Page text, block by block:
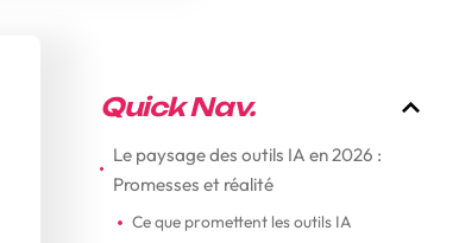
Quick Nav.
Le paysage des outils IA en 2026 :
Promesses et réalité
Ce que promettent les outils IA